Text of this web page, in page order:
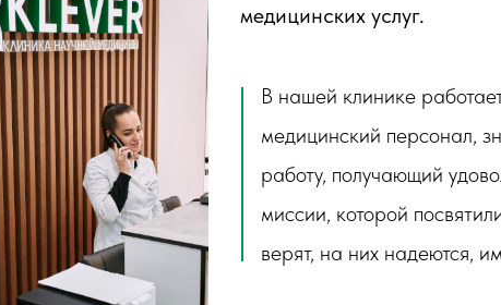
медицинских услуг.
В нашей клинике
медицинский персонал,
работу, получающий
миссии, которой
верят, на них надеются,